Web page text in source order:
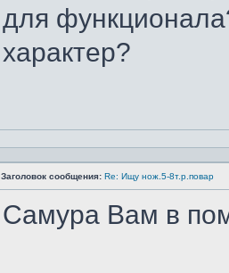
для
характер?
Заголовок сообщения: Re: Ищу нож.5-8т.р.повар
Самура Вам в